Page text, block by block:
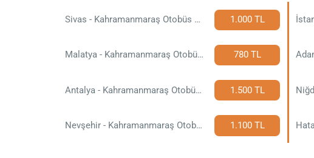
Sivas - Kahramanmaraş Otobüs Bileti 1.000 TL
Malatya - Kahramanmaraş Otobüs Bileti 780 TL
Antalya - Kahramanmaraş Otobüs Bileti 1.500 TL
Nevşehir - Kahramanmaraş Otobüs Bileti 1.100 TL